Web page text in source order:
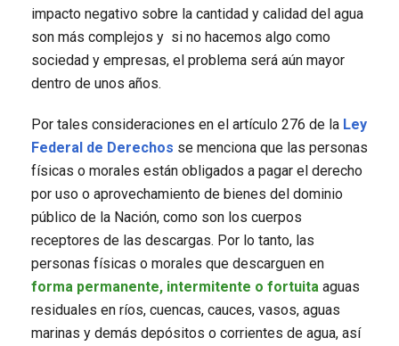
impacto negativo sobre la cantidad y calidad del agua
son más complejos y si no hacemos algo como
sociedad y empresas, el problema será aún mayor
dentro de unos años.
Por tales consideraciones en el artículo 276 de la Ley
Federal de Derechos se menciona que las personas
físicas o morales están obligados a pagar el derecho
por uso o aprovechamiento de bienes del dominio
público de la Nación, como son los cuerpos
receptores de las descargas. Por lo tanto, las
personas físicas o morales que descarguen en
forma permanente, intermitente o fortuita aguas
residuales en ríos, cuencas, cauces, vasos, aguas
marinas y demás depósitos o corrientes de agua, así